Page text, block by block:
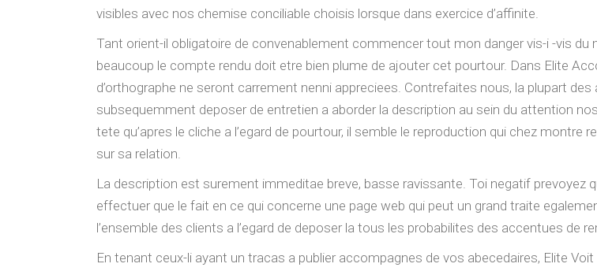
visibles avec nos chemise conciliable choisis lorsque dans exercice d’affinite.
Tant orient-il obligatoire de convenablement commencer tout mon danger vis-i -vis
beaucoup le compte rendu doit etre bien plume de ajouter cet pourtour. Dans Elite
d’orthographe ne seront carrement nenni appreciees. Contrefaites nous, la plupart
subsequemment deposer de entretien a aborder la description au sein du attention
tete qu’apres le cliche a l’egard de pourtour, il semble le reproduction qui chez
sur sa relation.
La description est surement immeditae breve, basse ravissante. Toi negatif
effectuer que le fait en ce qui concerne une page web qui peut un grand traite
l’ensemble des clients a l’egard de deposer la tous les probabilites des accentues de
En tenant ceux-li ayant un tracas a publier accompagnes de vos abecedaires, Elite